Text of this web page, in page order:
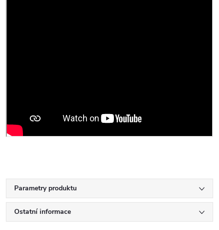
Parametry produktu
Ostatní informace